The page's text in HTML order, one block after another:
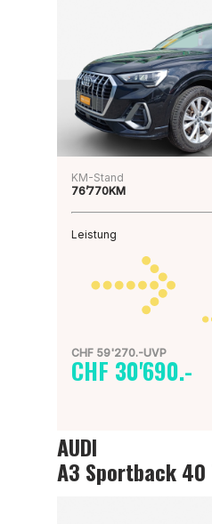
KM-Stand
76’770KM
Leistung
CHF 59'270.-UVP
CHF 30'690.-
AUDI
A3 Sportback 40